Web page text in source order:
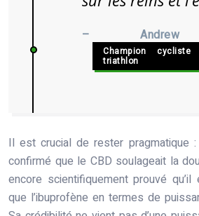
– Andrew
Champion
triathlon
Il est crucial de rester pragmatique
confirmé que le CBD soulageait la
encore scientifiquement prouvé
que l’ibuprofène en termes de